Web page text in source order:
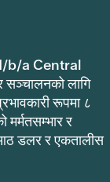
d/b/a Central
सञ्चालनको लागि
रूपमा ८
र
डलर र एकतालीस